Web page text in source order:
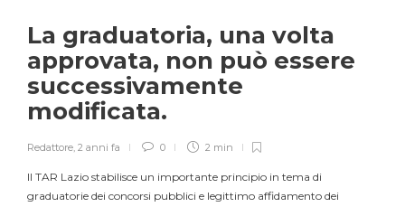
La graduatoria, una volta
approvata, non può essere
successivamente
modificata.
Redattore 2 anni fa 0 2 min
Il TAR Lazio stabilisce un importante principio in tema di
graduatorie dei concorsi pubblici e legittimo affidamento dei